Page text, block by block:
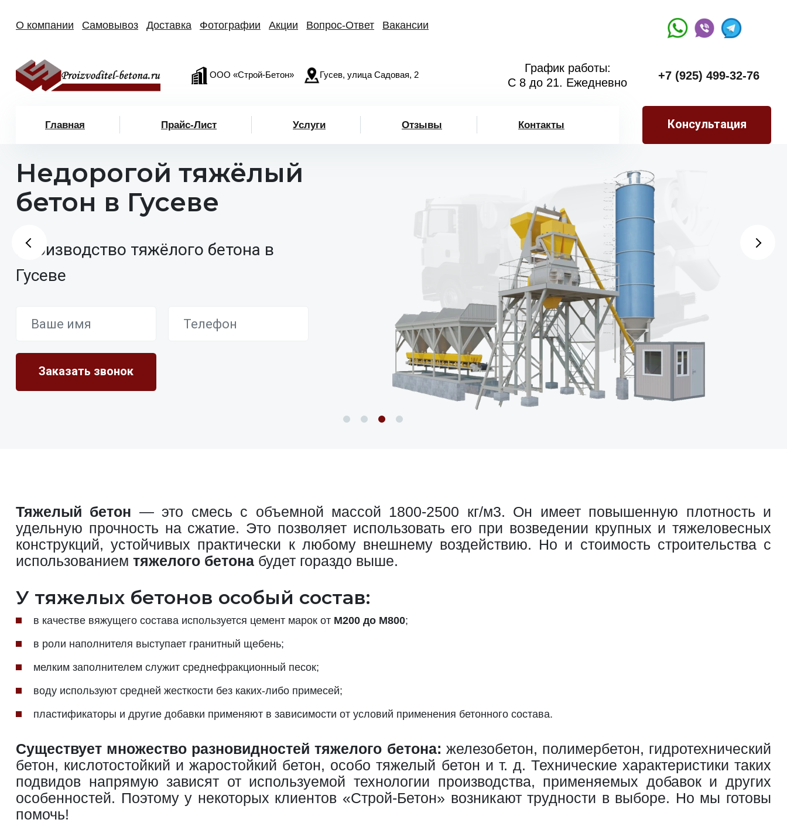
О компании Самовывоз Доставка Фотографии Акции Вопрос-Ответ Вакансии
ООО «Строй-Бетон» Гусев, улица Садовая, 2
График работы:
С 8 до 21. Ежедневно
+7 (925) 499-32-76
Главная Прайс-Лист Услуги Отзывы Контакты Консультация
Недорогой тяжёлый
бетон в Гусеве
Производство тяжёлого бетона в
Гусеве
Тяжелый бетон — это смесь с объемной массой 1800-2500 кг/м3. Он имеет повышенную плотность и
удельную прочность на сжатие. Это позволяет использовать его при возведении крупных и тяжеловесных
конструкций, устойчивых практически к любому внешнему воздействию. Но и стоимость строительства с
использованием тяжелого бетона будет гораздо выше.
У тяжелых бетонов особый состав:
в качестве вяжущего состава используется цемент марок от М200 до М800;
в роли наполнителя выступает гранитный щебень;
мелким заполнителем служит среднефракционный песок;
воду используют средней жесткости без каких-либо примесей;
пластификаторы и другие добавки применяют в зависимости от условий применения бетонного состава.
Существует множество разновидностей тяжелого бетона: железобетон, полимербетон, гидротехнический
бетон, кислотостойкий и жаростойкий бетон, особо тяжелый бетон и т. д. Технические характеристики таких
подвидов напрямую зависят от используемой технологии производства, применяемых добавок и других
особенностей. Поэтому у некоторых клиентов «Строй-Бетон» возникают трудности в выборе. Но мы готовы
помочь!